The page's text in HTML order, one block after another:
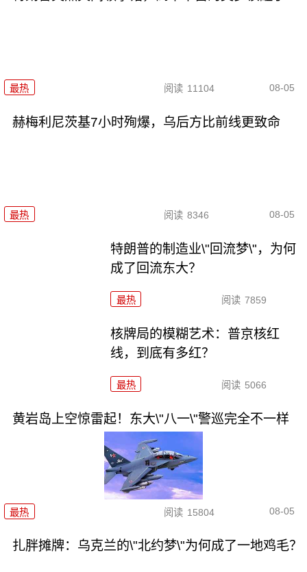
最热 阅读 11104 08-05
赫梅利尼茨基7小时殉爆，乌后方比前线更致命
最热 阅读 8346 08-05
特朗普的制造业\"回流梦\"，为何
成了回流东大？
最热 阅读 7859
核牌局的模糊艺术：普京核红
线，到底有多红？
最热 阅读 5066
黄岩岛上空惊雷起！东大\"八一\"警巡完全不一样
最热 阅读 15804 08-05
扎胖摊牌：乌克兰的\"北约梦\"为何成了一地鸡毛？